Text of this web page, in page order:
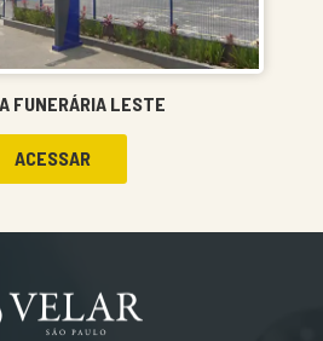
FUNERÁRIA LESTE
ACESSAR